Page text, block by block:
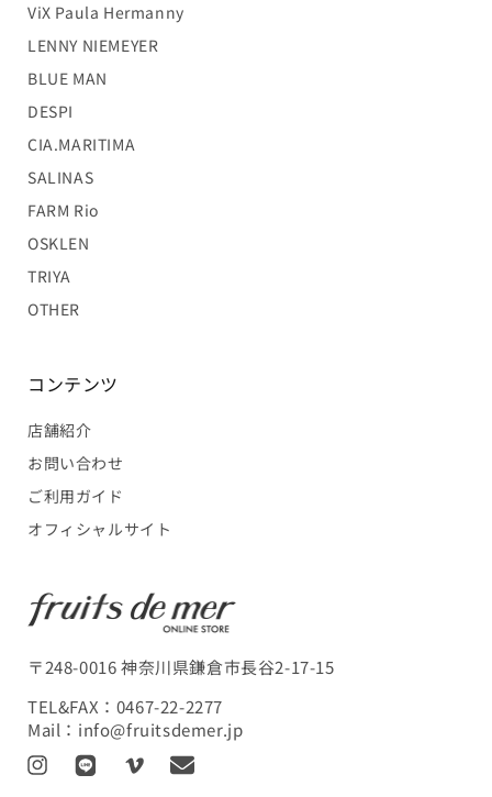
ViX Paula Hermanny
LENNY NIEMEYER
BLUE MAN
DESPI
CIA.MARITIMA
SALINAS
FARM Rio
OSKLEN
TRIYA
OTHER
コンテンツ
店舗紹介
お問い合わせ
ご利用ガイド
オフィシャルサイト
〒248-0016 神奈川県鎌倉市長谷2-17-15
TEL&FAX： 0467-22-2277
Mail： info@fruitsdemer.jp
I
L
V
T